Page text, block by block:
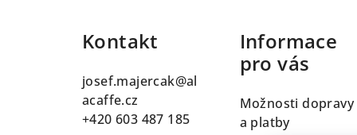
Kontakt
josef.majercak@al
acaffe.cz
+420 603 487 185
Informace
pro vás
Možnosti dopravy
a platby